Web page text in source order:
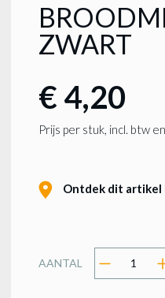
ZWART
€ 4,20
Prijs per stuk, incl. btw
Ontdek dit artikel
AANTAL